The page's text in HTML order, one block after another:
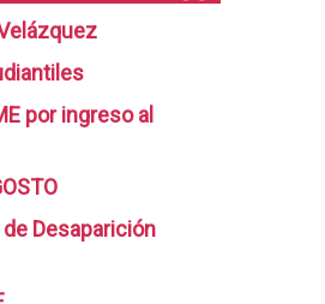
por ingreso al
Desaparición